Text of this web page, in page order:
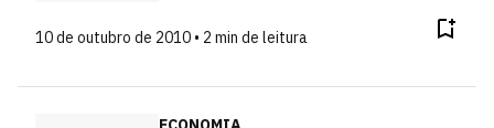
10 de outubro de 2010 • 2 min de leitura